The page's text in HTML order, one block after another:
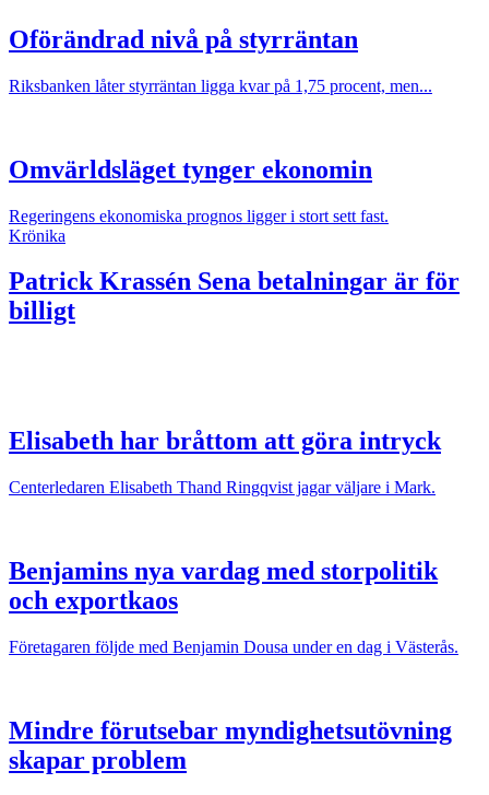
Oförändrad nivå på styrräntan
Riksbanken låter styrräntan ligga kvar på 1,75 procent, men...
Omvärldsläget tynger ekonomin
Regeringens ekonomiska prognos ligger i stort sett fast.
Krönika
Patrick Krassén Sena betalningar är för
billigt
Elisabeth har bråttom att göra intryck
Centerledaren Elisabeth Thand Ringqvist jagar väljare i Mark.
Benjamins nya vardag med storpolitik
och exportkaos
Företagaren följde med Benjamin Dousa under en dag i Västerås.
Mindre förutsebar myndighetsutövning
skapar problem